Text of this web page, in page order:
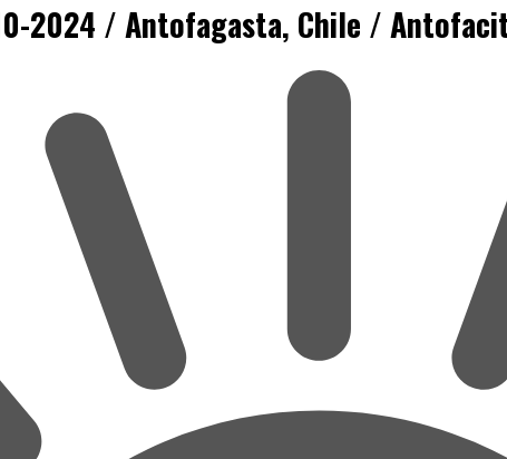
2024 / Antofagasta, Chile /